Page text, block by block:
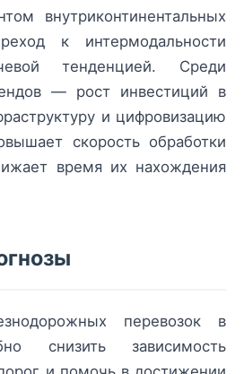
внутриконтинентальных
к интермодальности
тенденцией. Среди
— рост инвестиций в
и цифровизацию
скорость обработки
время их нахождения
перевозок в
снизить зависимость